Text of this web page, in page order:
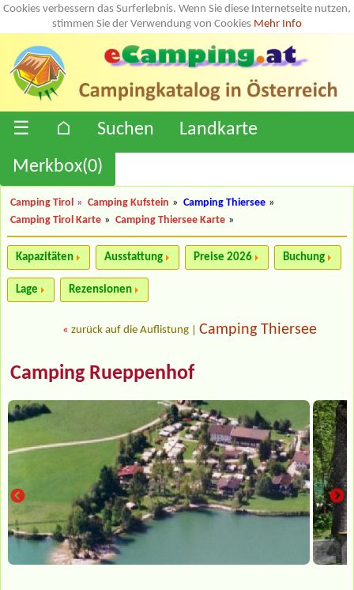
Cookies verbessern das Surferlebnis. Wenn Sie diese Internetseite nutzen,
stimmen Sie der Verwendung von Cookies Mehr Info
☰ ⌂ Suchen
Landkarte
Merkbox(0)
Camping Tirol » Camping Kufstein » Camping Thiersee »
Camping Tirol Karte » Camping Thiersee Karte »
Kapazitäten Ausstattung Preise 2026 Buchung
Lage Rezensionen
« zurück auf die Auflistung Camping Thiersee
Camping Rueppenhof